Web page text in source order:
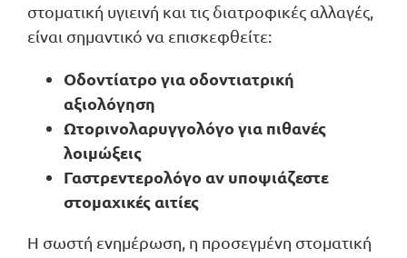
στοματική υγιεινή και τις διατροφικές αλλαγές,
είναι σημαντικό να επισκεφθείτε:
Οδοντίατρο για οδοντιατρική
αξιολόγηση
Ωτορινολαρυγγολόγο για πιθανές
λοιμώξεις
Γαστρεντερολόγο αν υποψιάζεστε
στομαχικές αιτίες
Η σωστή ενημέρωση, η προσεγμένη στοματική